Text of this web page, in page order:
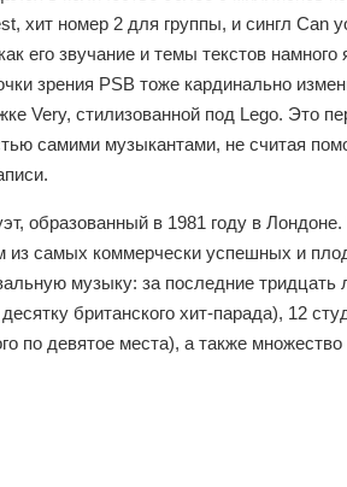
хит номер 2 для группы, и сингл Can
его звучание и темы текстов
зрения PSB тоже кардинально
Very, стилизованной под Lego. Это
самими музыкантами, не считая
образованный в 1981 году в
из самых коммерчески успешных и
музыку: за последние
британского хит-парада), 12
по девятое места), а также